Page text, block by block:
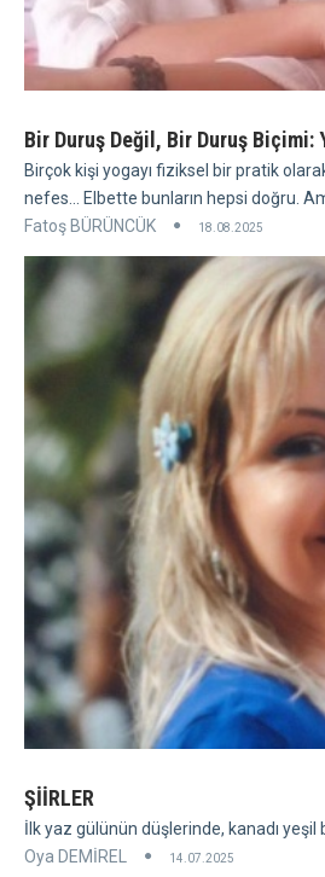
Bir Duruş Değil, Bir Duruş Biçimi:
Birçok kişi yogayı fiziksel bir pratik
nefes... Elbette bunların hepsi doğru.
Fatoş BÜRÜNCÜK
18.08.2025
ŞİİRLER
İlk yaz gülünün düşlerinde, kanadı yeşil
Oya DEMİREL
14.07.2025